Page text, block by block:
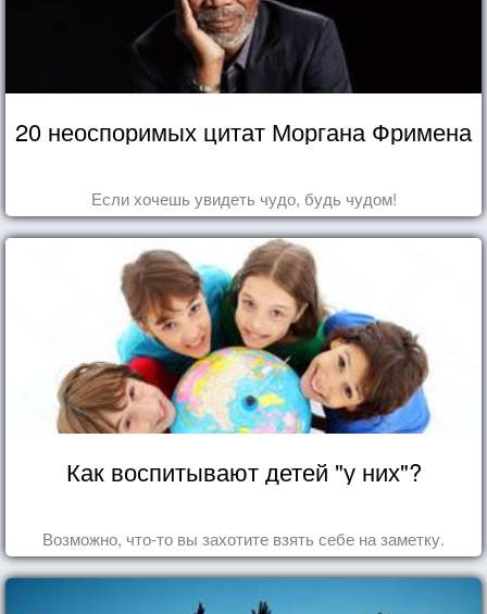
20 неоспоримых цитат Моргана Фримена
Если хочешь увидеть чудо, будь чудом!
Как воспитывают детей "у них"?
Возможно, что-то вы захотите взять себе на заметку.